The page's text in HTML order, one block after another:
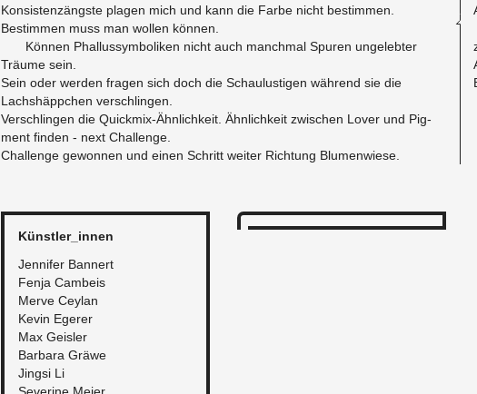
Kon­sis­tenzängste pla­gen mich und kann die Farbe nicht bes­tim­men.
Bes­tim­men muss man wollen können.
Können Phal­lussym­bo­l­iken nicht auch manch­mal Spuren un­gelebter
Träume sein.
Sein oder wer­den fra­gen sich doch die Schaulusti­gen während sie die
Lachshäppchen ver­schlin­gen.
Ver­schlin­gen die Quick­mix-Ähn­lichkeit. Ähn­lichkeit zwis­chen Lover und Pig­
ment finden - next Chal­lenge.
Chal­lenge gewon­nen und einen Schritt weiter Rich­tung Blu­men­wiese.
Künstler_in­nen
Jen­nifer Ban­nert
Fenja Cam­beis
Merve Cey­lan
Kevin Egerer
Max Geisler
Bar­bara Gräwe
Jingsi Li